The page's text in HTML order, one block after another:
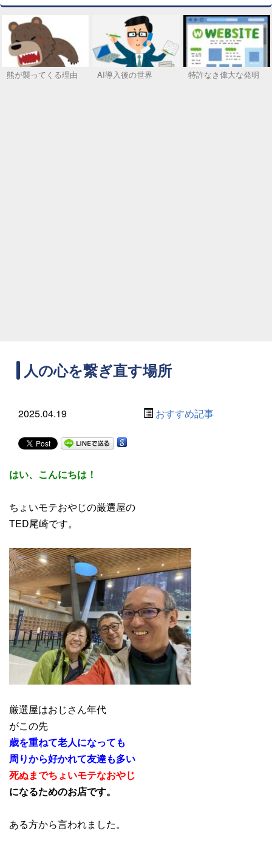
熊が襲ってくる理由 AI導入後の世界 特許なき偉大な発明
人の心を繋ぎ直す場所
2025.04.19 おすすめ記事
はい、こんにちは！
ちょいモテおやじの厳選屋の
TED尾崎です。
厳選屋はおじさん年代
がこの先
歳を重ねて老人になっても
周りから好かれて友達も多い
死ぬまでちょいモテなおやじ
になるためのお店です。
ある方から言われました。